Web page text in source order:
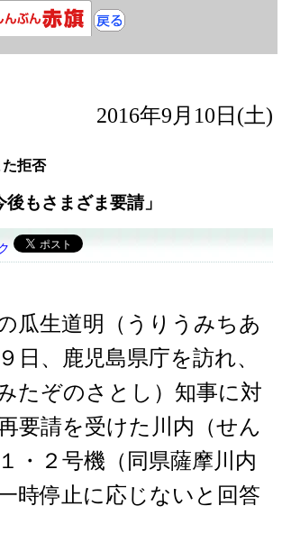
2016年9月10日(土)
拒否
もさまざま要請」
瓜生道明（うりうみちあ
日、鹿児島県庁を訪れ、
たぞのさとし）知事に対
要請を受けた川内（せん
・２号機（同県薩摩川内
時停止に応じないと回答